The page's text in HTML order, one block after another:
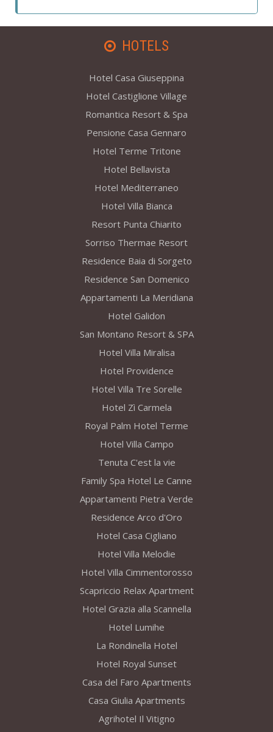
HOTELS
Hotel Casa Giuseppina
Hotel Castiglione Village
Romantica Resort & Spa
Pensione Casa Gennaro
Hotel Terme Tritone
Hotel Bellavista
Hotel Mediterraneo
Hotel Villa Bianca
Resort Punta Chiarito
Sorriso Thermae Resort
Residence Baia di Sorgeto
Residence San Domenico
Appartamenti La Meridiana
Hotel Galidon
San Montano Resort & SPA
Hotel Villa Miralisa
Hotel Providence
Hotel Villa Tre Sorelle
Hotel Zì Carmela
Royal Palm Hotel Terme
Hotel Villa Campo
Tenuta C'est la vie
Family Spa Hotel Le Canne
Appartamenti Pietra Verde
Residence Arco d'Oro
Hotel Casa Cigliano
Hotel Villa Melodie
Hotel Villa Cimmentorosso
Scapriccio Relax Apartment
Hotel Grazia alla Scannella
Hotel Lumihe
La Rondinella Hotel
Hotel Royal Sunset
Casa del Faro Apartments
Casa Giulia Apartments
Agrihotel Il Vitigno